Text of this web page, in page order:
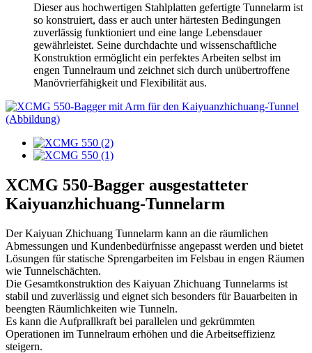
Dieser aus hochwertigen Stahlplatten gefertigte Tunnelarm ist
so konstruiert, dass er auch unter härtesten Bedingungen
zuverlässig funktioniert und eine lange Lebensdauer
gewährleistet. Seine durchdachte und wissenschaftliche
Konstruktion ermöglicht ein perfektes Arbeiten selbst im
engen Tunnelraum und zeichnet sich durch unübertroffene
Manövrierfähigkeit und Flexibilität aus.
XCMG 550-Bagger ausgestatteter
Kaiyuanzhichuang-Tunnelarm
Der Kaiyuan Zhichuang Tunnelarm kann an die räumlichen
Abmessungen und Kundenbedürfnisse angepasst werden und bietet
Lösungen für statische Sprengarbeiten im Felsbau in engen Räumen
wie Tunnelschächten.
Die Gesamtkonstruktion des Kaiyuan Zhichuang Tunnelarms ist
stabil und zuverlässig und eignet sich besonders für Bauarbeiten in
beengten Räumlichkeiten wie Tunneln.
Es kann die Aufprallkraft bei parallelen und gekrümmten
Operationen im Tunnelraum erhöhen und die Arbeitseffizienz
steigern.